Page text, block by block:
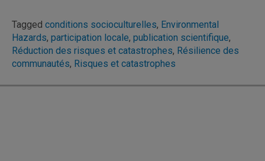
Tagged conditions socioculturelles, Environmental
Hazards, participation locale, publication scientifique,
Réduction des risques et catastrophes, Résilience des
communautés, Risques et catastrophes